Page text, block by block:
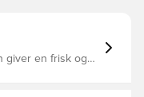
giver en frisk og